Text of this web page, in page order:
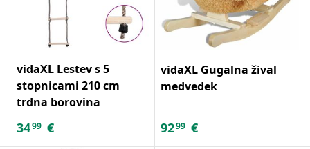
vidaXL Lestev s 5
stopnicami 210 cm
trdna borovina
3499 €
vidaXL Gugalna žival
medvedek
9299 €